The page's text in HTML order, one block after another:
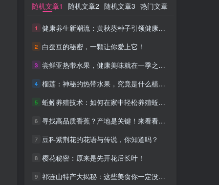
随机文章1 随机文章2 随机文章3 热门文章
1 健康养生新潮流：黄秋葵种子引领健康饮食新风尚
2 白蚕豆的秘密，一颗让你爱上它！
3 尝鲜亚热带水果，健康美味就在一季之间！
4 榴莲：神秘的热带水果，究竟是什么植物？
5 蚯蚓养殖技术：如何在家中轻松养殖蚯蚓并利用其价值
6 寻找高品质香蕉？产地是关键！来看看这里！
7 豆科紫荆花的花语与传说，你知道吗？
8 樱花秘密：原来是先开花后长叶！
9 祁连山特产大揭秘：这些美食你一定没吃过！
随机文章1 随机文章2 随机文章3 热门文章
1 健康养生新潮流：黄秋葵种子引领健康饮食新风尚
2 白蚕豆的秘密，一颗让你爱上它！
3 尝鲜亚热带水果，健康美味就在一季之间！
4 榴莲：神秘的热带水果，究竟是什么植物？
5 蚯蚓养殖技术：如何在家中轻松养殖蚯蚓并利用其价值
6 寻找高品质香蕉？产地是关键！来看看这里！
7 豆科紫荆花的花语与传说，你知道吗？
8 樱花秘密：原来是先开花后长叶！
9 祁连山特产大揭秘：这些美食你一定没吃过！